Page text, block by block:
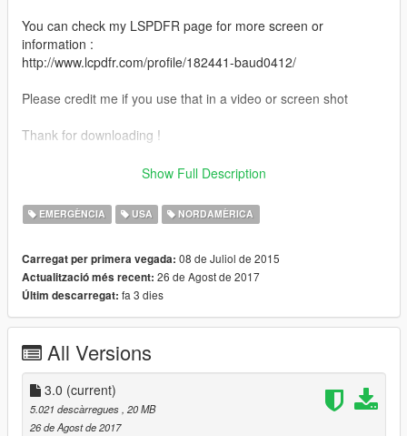
You can check my LSPDFR page for more screen or
information :
http://www.lcpdfr.com/profile/182441-baud0412/
Please credit me if you use that in a video or screen shot
Thank for downloading !
The camo combat pant is now a jean
Police in the back and U.S. Marshal on the front
Show Full Description
EMERGÈNCIA USA NORDAMÈRICA
Carregat per primera vegada: 08 de Juliol de 2015
Actualització més recent: 26 de Agost de 2017
Últim descarregat: fa 3 dies
All Versions
3.0 (current)
5.021 descàrregues, 20 MB
26 de Agost de 2017